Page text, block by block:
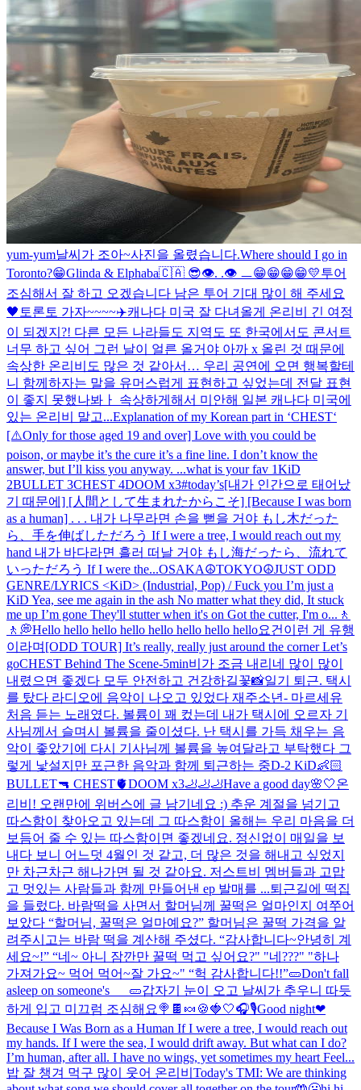
yum-yum날씨가 조아~사진을 올렸습니다.Where should I go in
Toronto?😁Glinda & Elphaba🇨🇦 😎👁️. .👁️ ㅡ😁😁😁😁💛투어
조심해서 잘 하고 오겠습니다 남은 투어 기대 많이 해 주세요
🖤 토론토 가자~~~~✈️캐나다 미국 잘 다녀올게 온리비 긴 여정
이 되겠지?! 다른 모든 나라들도 지역도 또 한국에서도 콘서트
너무 하고 싶어 그런 날이 얼른 올거야 아까 x 올린 것 때문에
속상한 온리비도 많은 것 같아서… 우리 공연에 오면 행복할테
니 함께하자는 말을 유머스럽게 표현하고 싶었는데 전달 표현
이 좋지 못했나봐ㅏ 속상하게해서 미안해 일본 캐나다 미국에
있는 온리비 말고...Explanation of my Korean part in ‘CHEST‘
[⚠️Only for those aged 19 and over] Love with you could be
poison, or maybe it’s the cure it’s a fine line. I don’t know the
answer, but I’ll kiss you anyway. ...what is your fav 1KiD
2BULLET 3CHEST 4DOOM x3#today’s[내가 인간으로 태어났
기 때문에] [人間として生まれたからこそ] [Because I was born
as a human] . . . 내가 나무라면 손을 뻗을 거야 もし木だった
ら、手を伸ばしただろう If I were a tree, I would reach out my
hand 내가 바다라면 흘러 떠날 거야 もし海だったら、流れて
いっただろう If I were the...OSAKA☮️TOKYO☮️JUST ODD
GENRE/LYRICS <KiD> (Industrial, Pop) / Fuck you I’m just a
KiD Yea, see me again in the ash No matter what they did, It stuck
me up I’m gone They'll stutter when it's on Got the cutter, I'm o... 🚶
🚶💭Hello hello hello hello hello hello hello hello요건 이런 게 유행
이라며 [ODD TOUR] It’s really, really just around the corner Let’s
goCHEST Behind The Scene-5min비가 조금 내리네 많이 많이
내렸으면 좋겠다 모두 안전하고 건강하길꽃📸일기 퇴근. 택시
를 탔다 라디오에 음악이 나오고 있었다 재주소년- 마르세유
처음 듣는 노래였다. 볼륨이 꽤 컸는데 내가 택시에 오르자 기
사님께서 슬며시 볼륨을 줄이셨다. 난 택시를 가득 채우는 음
악이 좋았기에 다시 기사님께 볼륨을 높여달라고 부탁했다 그
렇게 낯설지만 포근한 음악과 함께 퇴근하는 중D-2 KiD👶🏻
BULLET🔫 CHEST🫀DOOM x3🦶🦶🦶Have a good day🌸🤍온
리비! 오랜만에 위버스에 글 남기네요 :) 추운 계절을 넘기고
따스함이 찾아오고 있는데 그 따스함이 올해는 우리 마음을 더
보듬어 줄 수 있는 따스함이면 좋겠네요. 정신없이 매일을 보
내다 보니 어느덧 4월인 것 같고, 더 많은 것을 해내고 싶었지
만 차근차근 해나가면 될 것 같아요. 저스트비 멤버들과 고맙
고 멋있는 사람들과 함께 만들어낸 ep 발매를 ...퇴근길에 떡집
을 들렀다. 바람떡을 사면서 할머님께 꿀떡은 얼마인지 여쭈어
보았다 “할머님, 꿀떡은 얼마예요?” 할머님은 꿀떡 가격을 알
려주시고는 바람 떡을 계산해 주셨다. “감사합니다~안녕히 계
세요~!” “네~ 아니 잠깐만 꿀떡 먹고 싶어요?" "네???" "하나
가져가요~ 먹어 먹어~잘 가요~" “헉 감사합니다!!”🥒Don't fall
asleep on someone's___🥒갑자기 눈이 오고 날씨가 추우니 따듯
하게 입고 미끄럼 조심해요 🍭🍫🍬🍪🍓🤍🎧🎙️Good night❤
Because I Was Born as a Human If I were a tree, I would reach out
my hands. If I were the sea, I would drift away. But what can I do?
I’m human, after all. I have no wings, yet sometimes my heart Feel...
밥 잘 챙겨 먹구 많이 웃어 온리비 Today's TMI: We are thinking